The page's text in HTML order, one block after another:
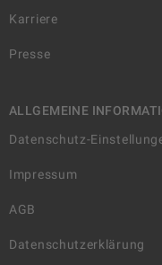
Karriere
Presse
ALLGEMEINE
Datenschutz-
Impressum
AGB
Datenschutzerklärung